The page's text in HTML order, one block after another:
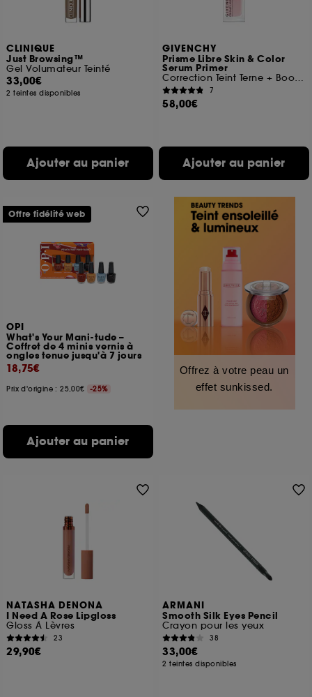
CLINIQUE
Just Browsing™
Gel Volumateur Teinté
33,00€
2 teintes disponibles
Ajouter au panier
GIVENCHY
Prisme Libre Skin & Color
Serum Primer
Correction Teint Terne + Booster Eclat
7
58,00€
Ajouter au panier
OPI
What's Your Mani-tude –
Coffret de 4 minis vernis à
ongles tenue jusqu'à 7 jours
18,75€
Prix d'origine : 25,00€ -25%
Ajouter au panier
Offre fidélité web
Offrez à votre peau un
effet sunkissed.
NATASHA DENONA
I Need A Rose Lipgloss
Gloss À Lèvres
23
29,90€
ARMANI
Smooth Silk Eyes Pencil
Crayon pour les yeux
38
33,00€
2 teintes disponibles